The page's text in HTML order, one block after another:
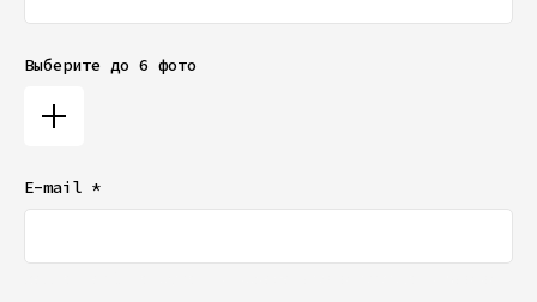
Выберите до 6 фото
E-mail *